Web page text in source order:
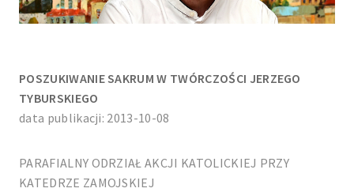
POSZUKIWANIE SAKRUM W TWÓRCZOŚCI JERZEGO
TYBURSKIEGO
data publikacji: 2013-10-08
PARAFIALNY ODRZIAŁ AKCJI KATOLICKIEJ PRZY
KATEDRZE ZAMOJSKIEJ